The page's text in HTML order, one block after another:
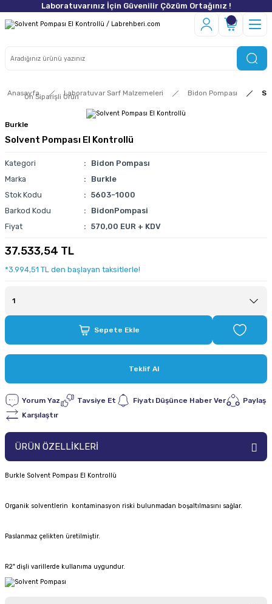
Laboratuvarınız İçin Güvenilir Çözüm Ortağınız !
Anasayfa Laboratuvar Sarf Malzemeleri Bidon Pompası
Ön Siparişli Ürün
Burkle
Solvent Pompası El Kontrollü
Kategori
Bidon Pompası
Marka
Burkle
Stok Kodu
5603-1000
Barkod Kodu
BidonPompasi
Fiyat
570,00 EUR + KDV
37.533,54 TL
*3.994,51 TL den başlayan taksitlerle!
Sepete Ekle
Teklif Al
Yorum Yaz Tavsiye Et Fiyatı Düşünce Haber Ver
Paylaş
Karşılaştır
ÜRÜN ÖZELLİKLERİ
Burkle Solvent Pompası El Kontrollü
Organik solventlerin kontaminasyon riski bulunmadan boşaltılmasını sağlar.
Paslanmaz çelikten üretilmiştir.
R2" dişli varillerde kullanıma uygundur.